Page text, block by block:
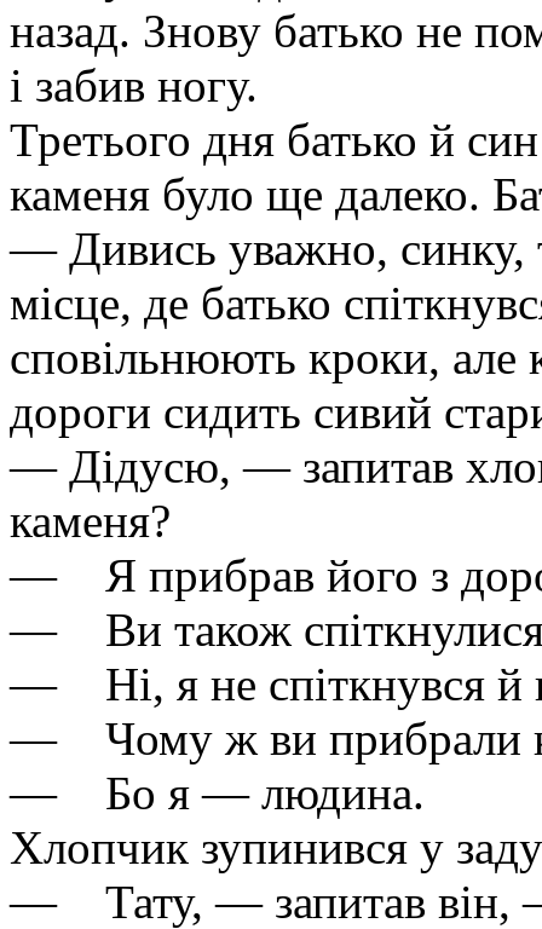
назад. Знову батько не
і забив ногу.
Третього дня батько й
каменя було ще далеко.
— Дивись уважно, синку,
місце, де батько
сповільнюють кроки, але
дороги сидить сивий
— Дідусю, — запитав
каменя?
— Я прибрав його з
— Ви також спіткнулися
— Ні, я не спіткнувся й
— Чому ж ви прибрали
— Бо я — людина.
Хлопчик зупинився у
— Тату, — запитав він,